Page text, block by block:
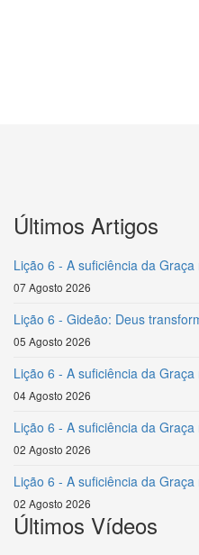
Últimos Artigos
Lição 6 - A suficiência da
07 Agosto 2026
Lição 6 - Gideão: Deus
05 Agosto 2026
Lição 6 - A suficiência da
04 Agosto 2026
Lição 6 - A suficiência da
02 Agosto 2026
Lição 6 - A suficiência da
02 Agosto 2026
Últimos Vídeos